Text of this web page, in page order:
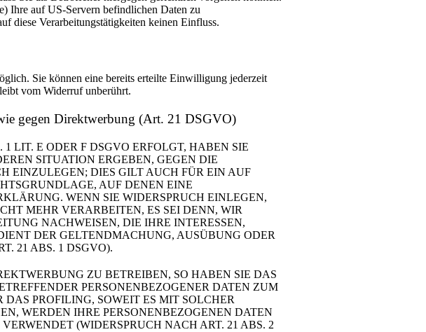
Ihre auf US-Servern befindlichen Daten zu
diese Verarbeitungstätigkeiten keinen Einfluss.
Sie können eine bereits erteilte Einwilligung jederzeit
vom Widerruf unberührt.
gegen Direktwerbung (Art. 21 DSGVO)
LIT. E ODER F DSGVO ERFOLGT, HABEN SIE
SITUATION ERGEBEN, GEGEN DIE
EINZULEGEN; DIES GILT AUCH FÜR EIN AUF
AUF DENEN EINE
WENN SIE WIDERSPRUCH EINLEGEN,
MEHR VERARBEITEN, ES SEI DENN, WIR
NACHWEISEN, DIE IHRE INTERESSEN,
DER GELTENDMACHUNG, AUSÜBUNG ODER
21 ABS. 1 DSGVO).
ZU BETREIBEN, SO HABEN SIE DAS
PERSONENBEZOGENER DATEN ZUM
PROFILING, SOWEIT ES MIT SOLCHER
WERDEN IHRE PERSONENBEZOGENEN DATEN
(WIDERSPRUCH NACH ART. 21 ABS. 2